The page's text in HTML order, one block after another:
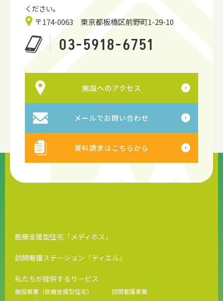
ください。
〒174-0063 東京都板橋区前野町1-29-10
03-5918-6751
施設へのアクセス
メールでお問い合わせ
資料請求はこちらから
医療支援型住宅「メディホス」
訪問看護ステーション「ティエル」
私たちが提供するサービス
施設事業（医療支援型住宅）
訪問看護事業